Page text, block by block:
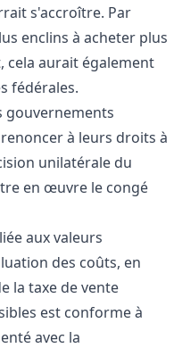
s'accroître. Par
enclins à acheter plus
cela aurait également
fédérales.
gouvernements
à leurs droits à
unilatérale du
en œuvre le congé
aux valeurs
des coûts, en
la taxe de vente
est conforme à
avec la